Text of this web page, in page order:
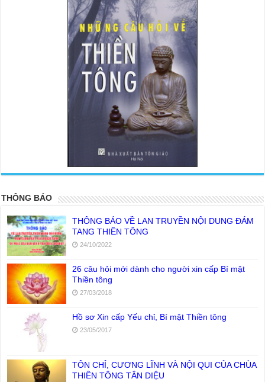
THÔNG BÁO
THÔNG BÁO VỀ LAN TRUYỀN NỘI DUNG ĐÁM
TANG THIỀN TÔNG
24/10/2022
26 câu hỏi mới dành cho người xin cấp Bí mật
Thiền tông
27/03/2018
Hồ sơ Xin cấp Yếu chỉ, Bí mật Thiền tông
23/05/2017
TÔN CHỈ, CƯƠNG LĨNH VÀ NỘI QUI CỦA CHÙA
THIỀN TÔNG TÂN DIỆU